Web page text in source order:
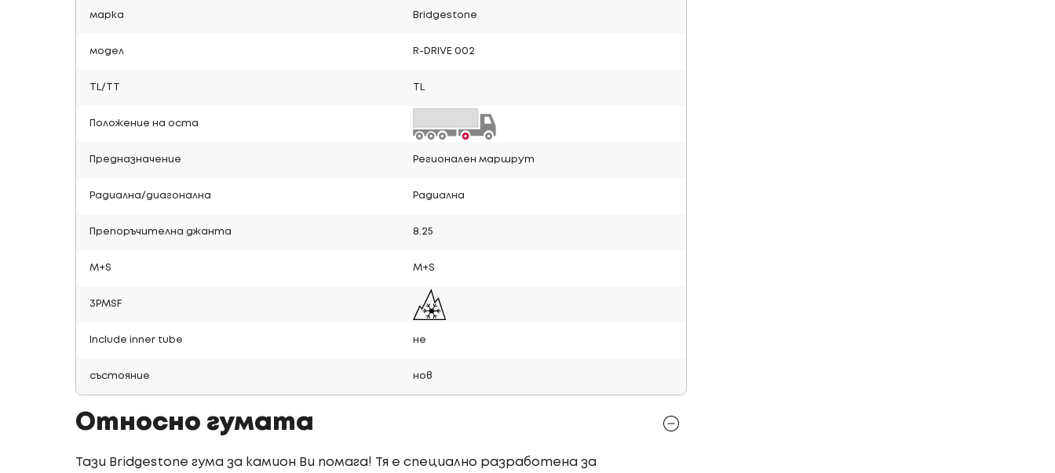
марка Bridgestone
модел R-DRIVE 002
TL/TT
Положение на оста
Предназначение Регионален маршрут
Радиална/диагонална Радиална
Препоръчителна джанта 8.25
M+S M+S
3PMSF
Include inner tube не
състояние нов
Относно гумата
Тази Bridgestone гума за камион Ви помага! Тя е специално разработена за